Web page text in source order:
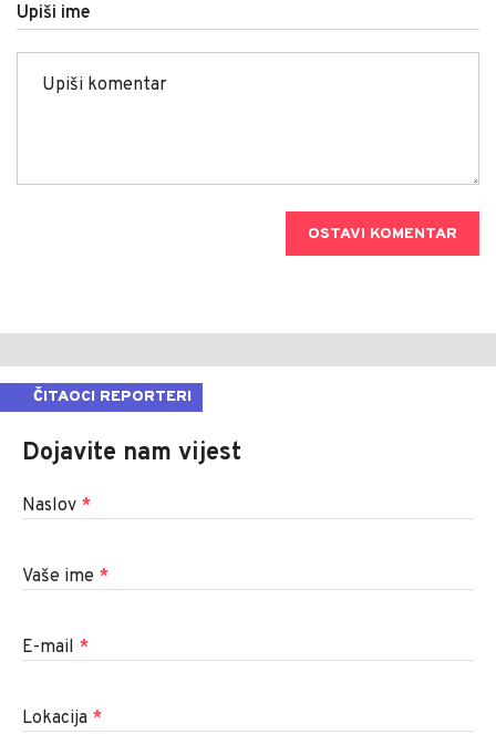
Upiši ime
OSTAVI KOMENTAR
ČITAOCI REPORTERI
Dojavite nam vijest
Naslov *
Vaše ime *
E-mail *
Lokacija *